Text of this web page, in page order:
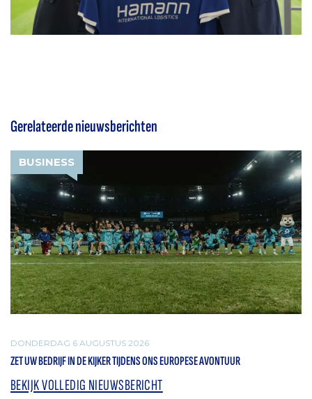
Gerelateerde nieuwsberichten
BUSINESS
DONDERDAG 6 AUGUSTUS 2026
ZET UW BEDRIJF IN DE KIJKER TIJDENS ONS EUROPESE AVONTUUR
BEKIJK VOLLEDIG NIEUWSBERICHT